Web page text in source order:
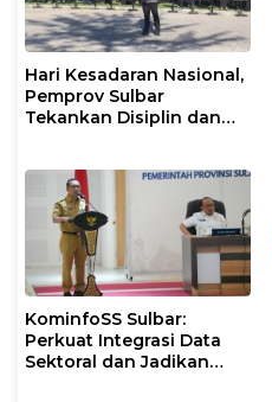
Hari Kesadaran Nasional,
Pemprov Sulbar
Tekankan Disiplin dan
KominfoSS Sulbar:
Perkuat Integrasi Data
Sektoral dan Jadikan